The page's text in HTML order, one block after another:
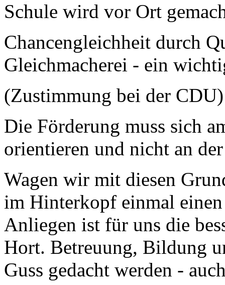
Schule wird vor Ort
Chancengleichheit durch
Gleichmacherei - ein
(Zustimmung bei der CDU)
Die Förderung muss sich
orientieren und nicht an
Wagen wir mit diesen
im Hinterkopf einmal
Anliegen ist für uns die
Hort. Betreuung, Bildung
Guss gedacht werden -